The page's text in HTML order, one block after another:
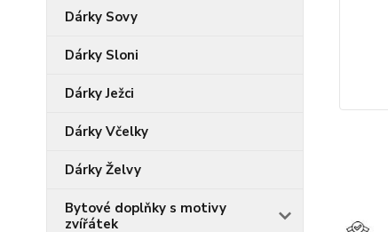
Dárky Sovy
Dárky Sloni
Dárky Ježci
Dárky Včelky
Dárky Želvy
Bytové doplňky s motivy
zvířátek